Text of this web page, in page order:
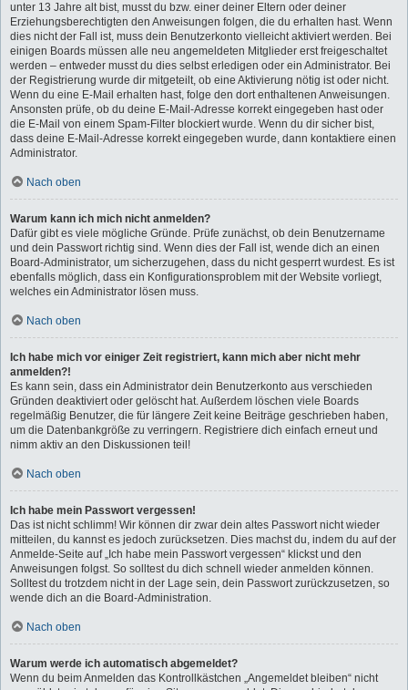
unter 13 Jahre alt bist, musst du bzw. einer deiner Eltern oder deiner
Erziehungsberechtigten den Anweisungen folgen, die du erhalten hast. Wenn
dies nicht der Fall ist, muss dein Benutzerkonto vielleicht aktiviert werden. Bei
einigen Boards müssen alle neu angemeldeten Mitglieder erst freigeschaltet
werden – entweder musst du dies selbst erledigen oder ein Administrator. Bei
der Registrierung wurde dir mitgeteilt, ob eine Aktivierung nötig ist oder nicht.
Wenn du eine E-Mail erhalten hast, folge den dort enthaltenen Anweisungen.
Ansonsten prüfe, ob du deine E-Mail-Adresse korrekt eingegeben hast oder
die E-Mail von einem Spam-Filter blockiert wurde. Wenn du dir sicher bist,
dass deine E-Mail-Adresse korrekt eingegeben wurde, dann kontaktiere einen
Administrator.
Nach oben
Warum kann ich mich nicht anmelden?
Dafür gibt es viele mögliche Gründe. Prüfe zunächst, ob dein Benutzername
und dein Passwort richtig sind. Wenn dies der Fall ist, wende dich an einen
Board-Administrator, um sicherzugehen, dass du nicht gesperrt wurdest. Es ist
ebenfalls möglich, dass ein Konfigurationsproblem mit der Website vorliegt,
welches ein Administrator lösen muss.
Nach oben
Ich habe mich vor einiger Zeit registriert, kann mich aber nicht mehr
anmelden?!
Es kann sein, dass ein Administrator dein Benutzerkonto aus verschieden
Gründen deaktiviert oder gelöscht hat. Außerdem löschen viele Boards
regelmäßig Benutzer, die für längere Zeit keine Beiträge geschrieben haben,
um die Datenbankgröße zu verringern. Registriere dich einfach erneut und
nimm aktiv an den Diskussionen teil!
Nach oben
Ich habe mein Passwort vergessen!
Das ist nicht schlimm! Wir können dir zwar dein altes Passwort nicht wieder
mitteilen, du kannst es jedoch zurücksetzen. Dies machst du, indem du auf der
Anmelde-Seite auf „Ich habe mein Passwort vergessen“ klickst und den
Anweisungen folgst. So solltest du dich schnell wieder anmelden können.
Solltest du trotzdem nicht in der Lage sein, dein Passwort zurückzusetzen, so
wende dich an die Board-Administration.
Nach oben
Warum werde ich automatisch abgemeldet?
Wenn du beim Anmelden das Kontrollkästchen „Angemeldet bleiben“ nicht